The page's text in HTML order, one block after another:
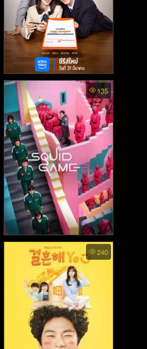
The Divorce Insurance พากย์
ไทย - เกมรักประกันใจ (2025)
135
Squid Game ss2 พากย์ไทย -
สควิดเกม เล่นลุ้นตาย ภาค2
(2023)
240